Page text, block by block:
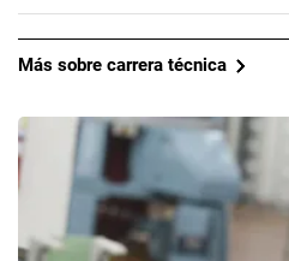
Más sobre carrera técnica